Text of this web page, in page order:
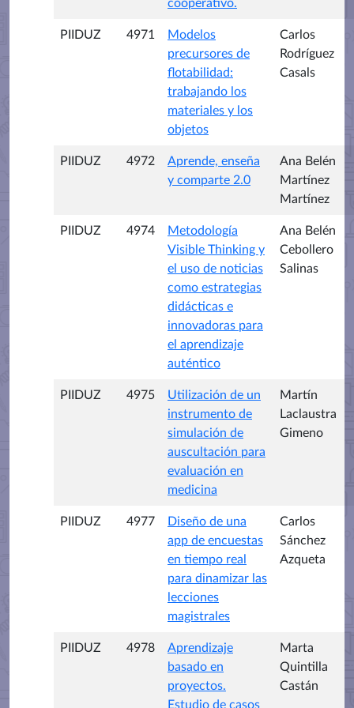
cooperativo.
PIIDUZ 4971
Modelos
precursores de
flotabilidad:
trabajando los
materiales y los
objetos
Carlos
Rodríguez
Casals
PIIDUZ 4972
Aprende, enseña
y comparte 2.0
Ana Belén
Martínez
Martínez
PIIDUZ 4974
Metodología
Visible Thinking y
el uso de noticias
como estrategias
didácticas e
innovadoras para
el aprendizaje
auténtico
Ana Belén
Cebollero
Salinas
PIIDUZ 4975
Utilización de un
instrumento de
simulación de
auscultación para
evaluación en
medicina
Martín
Laclaustra
Gimeno
PIIDUZ 4977
Diseño de una
app de encuestas
en tiempo real
para dinamizar las
lecciones
magistrales
Carlos
Sánchez
Azqueta
PIIDUZ 4978
Aprendizaje
basado en
proyectos.
Estudio de casos
Marta
Quintilla
Castán